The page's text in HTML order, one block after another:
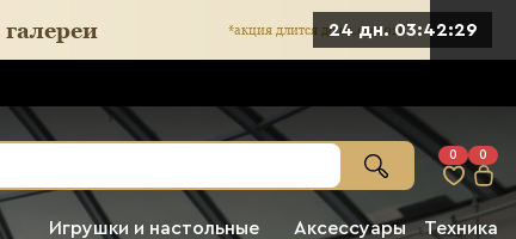
24 дн. 03:42:27
0 0
Игрушки и настольные
Аксессуары Техника